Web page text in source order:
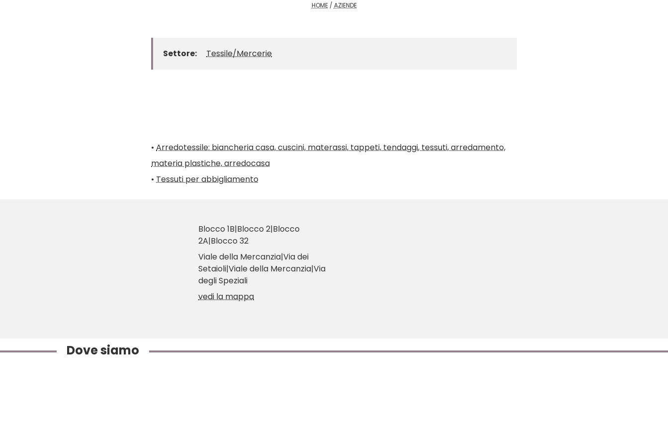
HOME/ AZIENDE
Settore: Tessile/Mercerie
• Arredotessile: biancheria casa, cuscini, materassi, tappeti, tendaggi, tessuti, arredamento,
materia plastiche, arredocasa
• Tessuti per abbigliamento
Blocco 1B|Blocco 2|Blocco
2A|Blocco 32
Viale della Mercanzia|Via dei
Setaioli|Viale della Mercanzia|Via
degli Speziali
vedi la mappa
Dove siamo